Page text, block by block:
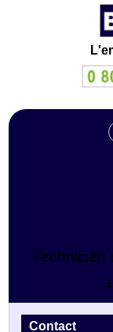
Technicien
Contact